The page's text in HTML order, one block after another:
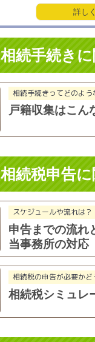
詳し
相続手続き
相続手続きってどのよう
戸籍収集はこん
相続税申告
スケジュールや流れは？
申告までの流れ
当事務所の対応
相続税の申告が必要かど
相続税シミュレ